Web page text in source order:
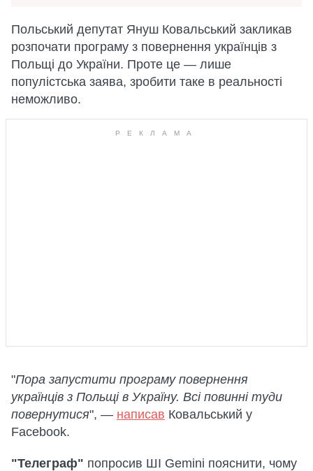
Польський депутат Януш Ковальський закликав
розпочати програму з повернення українців з
Польщі до України. Проте це — лише
популістська заява, зробити таке в реальності
неможливо.
"Пора запустити програму повернення
українців з Польщі в Україну. Всі повинні туди
повернутися", — написав Ковальський у
Facebook.
"Телеграф" попросив ШІ Gemini пояснити, чому